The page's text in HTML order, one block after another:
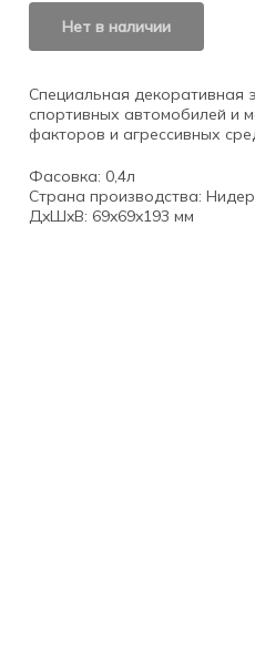
Нет в наличии
Специальная декоративная
спортивных автомобилей и
факторов и агрессивных
Фасовка: 0,4л
Страна производства:
ДxШxВ: 69x69x193 мм